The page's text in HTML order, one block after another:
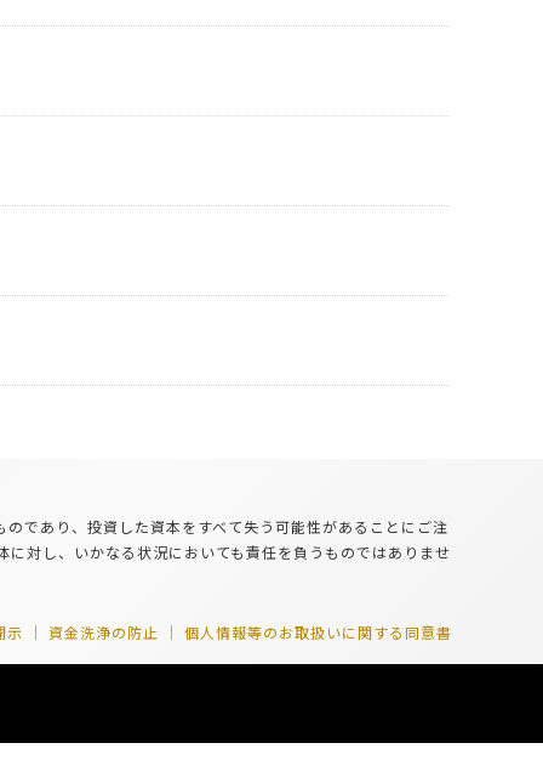
であり、投資した資本をすべて失う可能性があることにご注
対し、いかなる状況においても責任を負うものではありませ
示 資金洗浄の防止 個人情報等のお取扱いに関する同意書